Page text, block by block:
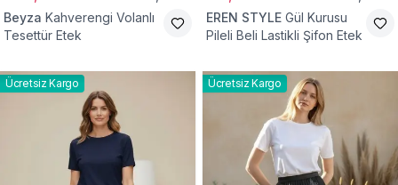
Beyza Kahverengi Volanlı
Tesettür Etek
EREN STYLE Gül Kurusu
Pileli Beli Lastikli Şifon Etek
Ücretsiz Kargo Ücretsiz Kargo